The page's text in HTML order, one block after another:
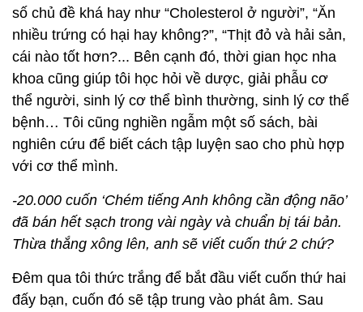
số chủ đề khá hay như “Cholesterol ở người”, “Ăn
nhiều trứng có hại hay không?”, “Thịt đỏ và hải sản,
cái nào tốt hơn?... Bên cạnh đó, thời gian học nha
khoa cũng giúp tôi học hỏi về dược, giải phẫu cơ
thể người, sinh lý cơ thể bình thường, sinh lý cơ thể
bệnh… Tôi cũng nghiền ngẫm một số sách, bài
nghiên cứu để biết cách tập luyện sao cho phù hợp
với cơ thể mình.
-20.000 cuốn ‘Chém tiếng Anh không cần động não’
đã bán hết sạch trong vài ngày và chuẩn bị tái bản.
Thừa thắng xông lên, anh sẽ viết cuốn thứ 2 chứ?
Đêm qua tôi thức trắng để bắt đầu viết cuốn thứ hai
đấy bạn, cuốn đó sẽ tập trung vào phát âm. Sau